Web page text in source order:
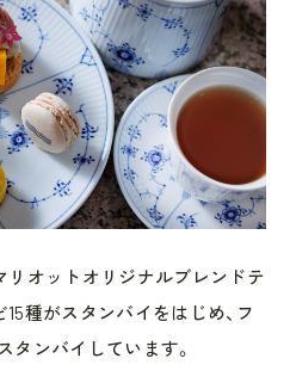
リオットオリジナルブレンドテ
種がスタンバイをはじめ、フ
タンバイしています。